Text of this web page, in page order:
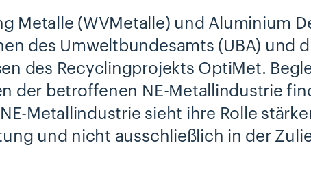
Metalle (WVMetalle) und Aluminium
des Umweltbundesamts (UBA) und
des Recyclingprojekts OptiMet.
der betroffenen NE-Metallindustrie
Metallindustrie sieht ihre Rolle
und nicht ausschließlich in der